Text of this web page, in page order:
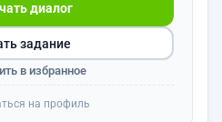
диалог
задание
в избранное
на профиль